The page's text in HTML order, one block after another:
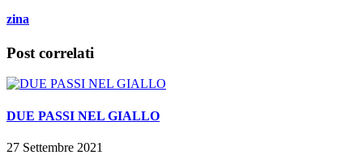
zina
Post correlati
DUE PASSI NEL GIALLO
27 Settembre 2021